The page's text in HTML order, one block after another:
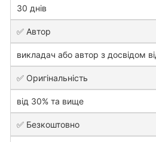
30 днів
✅ Автор
викладач або автор з досвідом
✅ Оригінальність
від 30% та вище
✅ Безкоштовно